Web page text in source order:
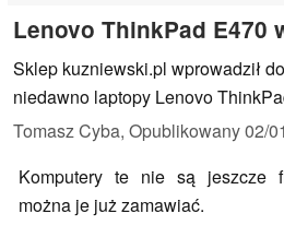
Lenovo ThinkPad E470
Sklep kuzniewski.pl wprowadził
niedawno laptopy Lenovo
Tomasz Cyba, Opublikowany02/
Komputery te nie są jeszcze
można je już zamawiać.